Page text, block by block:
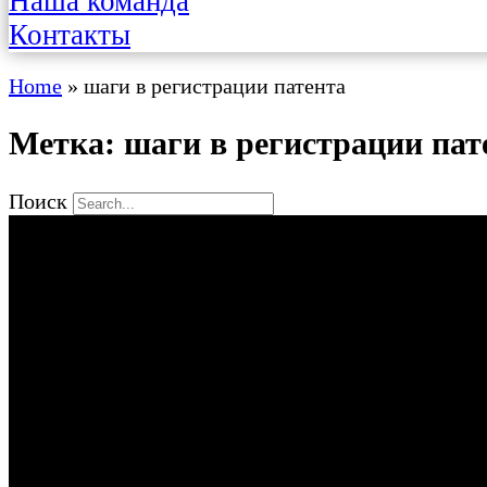
Контакты
Home » шаги в регистрации патента
Метка: шаги в регистрации
Поиск